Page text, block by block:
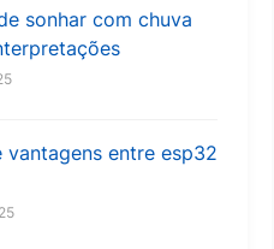
sonhar com chuva
vantagens entre esp32